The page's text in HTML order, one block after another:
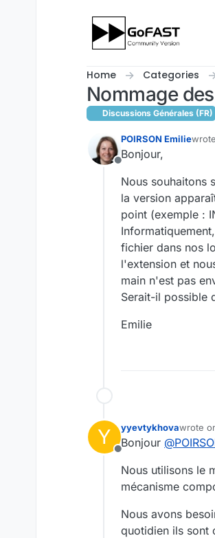
Home Categories
Nommage
Discussions Générales (FR)
Offline
POIRSON Emilie
last
Bonjour,
Nous souhaitons
la version
point (exemple :
fichier dans nos
l'extension et
main n'est pas
Serait-il possible
Emilie
Y
Offline
yyevtykhovawrote
last
Bonjour @
Nous utilisons le
mécanisme
Nous avons
quotidien ils sont